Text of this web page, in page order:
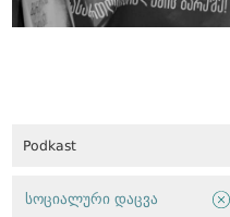
Podkast
სოციალური დაცვა